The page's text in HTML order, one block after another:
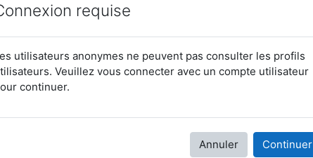
requise
utilisateurs anonymes ne peuvent pas consulter les profils
Veuillez vous connecter avec un compte utilisateur
continuer.
Annuler Continuer